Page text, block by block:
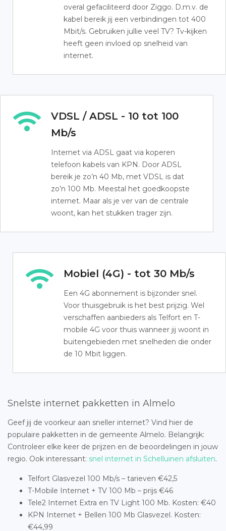
overal gefaciliteerd door Ziggo. D.m.v. de
kabel bereik jij een verbindingen tot 400
Mbit/s. Gebruiken jullie veel TV? Tv-kijken
heeft geen invloed op snelheid van
internet.
VDSL / ADSL - 10 tot 100
Mb/s
Internet via ADSL gaat via koperen
telefoon kabels van KPN. Door ADSL
bereik je zo’n 40 Mb, met VDSL is dat
zo’n 100 Mb. Meestal het goedkoopste
internet. Maar als je ver van de centrale
woont, kan het stukken trager zijn.
Mobiel (4G) - tot 30 Mb/s
Een 4G abonnement is bijzonder snel.
Voor thuisgebruik is het best prijzig. Wel
verschaffen aanbieders als Telfort en T-
mobile 4G voor thuis wanneer jij woont in
buitengebieden met snelheden die onder
de 10 Mbit liggen.
Snelste internet pakketten in Almelo
Geef jij de voorkeur aan sneller internet? Vind hier de
populaire pakketten in de gemeente Almelo. Belangrijk:
Controleer elke keer de prijzen en de beoordelingen in jouw
regio. Ook interessant: snel internet in Schelluinen afsluiten.
Telfort Glasvezel 100 Mb/s – tarieven €42,5
T-Mobile Internet + TV 100 Mb – prijs €46
Tele2 Internet Extra en TV Light 100 Mb. Kosten: €40
KPN Internet + Bellen 100 Mb Glasvezel. Kosten:
€44,99